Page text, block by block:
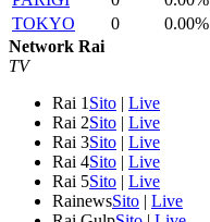
TOKYO
0
0.00%
Network Rai
TV
Rai 1 Sito | Live
Rai 2Sito | Live
Rai 3Sito | Live
Rai 4Sito | Live
Rai 5Sito | Live
RainewsSito | Live